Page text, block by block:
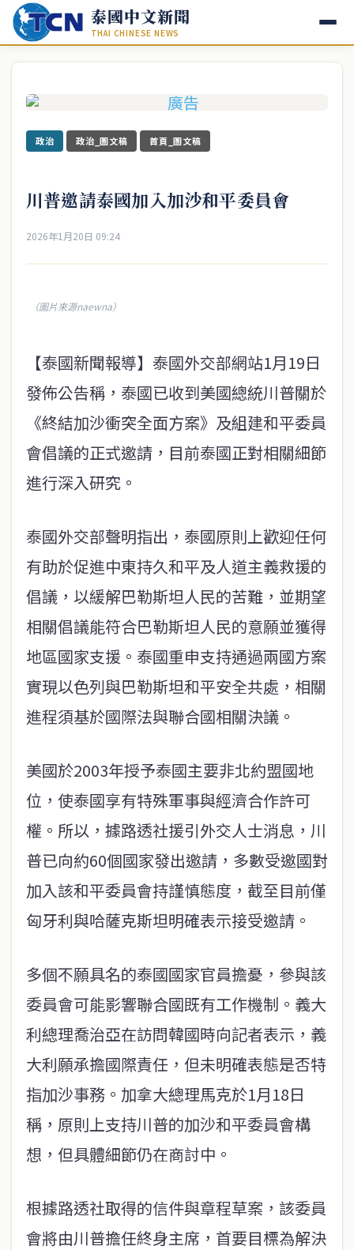
泰國中文新聞
THAI CHINESE NEWS
政治 政治_圖文稿 首頁_圖文稿
川普邀請泰國加入加沙和平委員會
2026年1月20日 09:24
（圖片來源naewna）
【泰國新聞報導】泰國外交部網站1月19日
發佈公告稱，泰國已收到美國總統川普關於
《終結加沙衝突全面方案》及組建和平委員
會倡議的正式邀請，目前泰國正對相關細節
進行深入研究。
泰國外交部聲明指出，泰國原則上歡迎任何
有助於促進中東持久和平及人道主義救援的
倡議，以緩解巴勒斯坦人民的苦難，並期望
相關倡議能符合巴勒斯坦人民的意願並獲得
地區國家支援。泰國重申支持通過兩國方案
實現以色列與巴勒斯坦和平安全共處，相關
進程須基於國際法與聯合國相關決議。
美國於2003年授予泰國主要非北約盟國地
位，使泰國享有特殊軍事與經濟合作許可
權。所以，據路透社援引外交人士消息，川
普已向約60個國家發出邀請，多數受邀國對
加入該和平委員會持謹慎態度，截至目前僅
匈牙利與哈薩克斯坦明確表示接受邀請。
多個不願具名的泰國國家官員擔憂，參與該
委員會可能影響聯合國既有工作機制。義大
利總理喬治亞在訪問韓國時向記者表示，義
大利願承擔國際責任，但未明確表態是否特
指加沙事務。加拿大總理馬克於1月18日
稱，原則上支持川普的加沙和平委員會構
想，但具體細節仍在商討中。
根據路透社取得的信件與章程草案，該委員
會將由川普擔任終身主席，首要目標為解決